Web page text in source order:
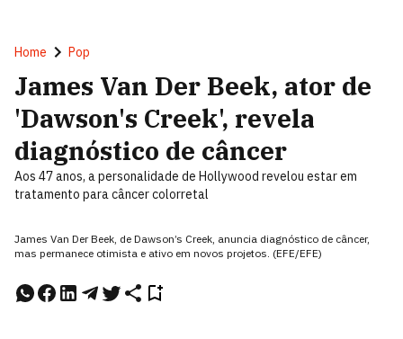
Home Pop
James Van Der Beek, ator de
'Dawson's Creek', revela
diagnóstico de câncer
Aos 47 anos, a personalidade de Hollywood revelou estar em
tratamento para câncer colorretal
James Van Der Beek, de Dawson’s Creek, anuncia diagnóstico de câncer,
mas permanece otimista e ativo em novos projetos. (EFE/EFE)